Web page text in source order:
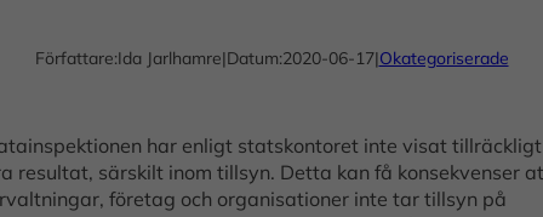
Författare:Ida Jarlhamre|Datum:2020-06-17|Okategoriserade
har enligt statskontoret inte visat tillräckligt
resultat, särskilt inom tillsyn. Detta kan få konsekvenser
företag och organisationer inte tar tillsyn på